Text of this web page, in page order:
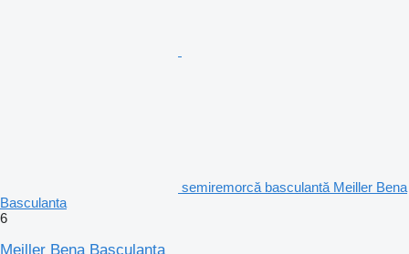
semiremorcă basculantă Meiller Bena
Basculanta
6
Meiller Bena Basculanta